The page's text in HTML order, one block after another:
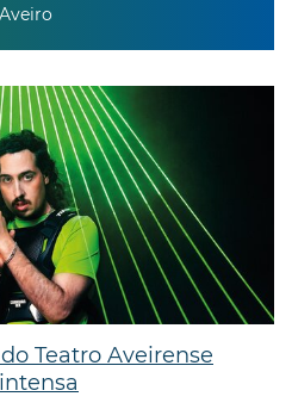
Aveiro
Teatro Aveirense